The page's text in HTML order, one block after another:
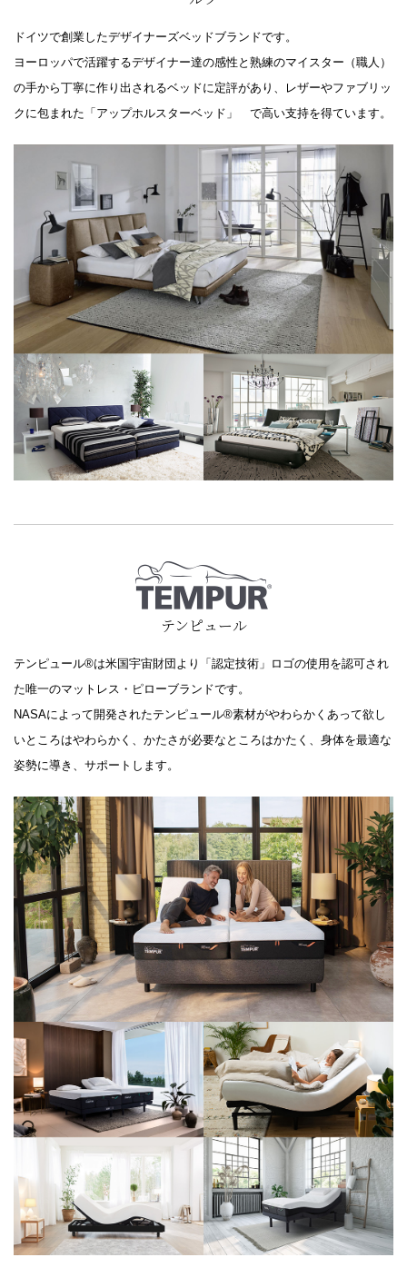
ドイツで創業したデザイナーズベッドブランドです。
ヨーロッパで活躍するデザイナー達の感性と熟練のマイスター（職人）
の手から丁寧に作り出されるベッドに定評があり、レザーやファブリッ
クに包まれた「アップホルスターベッド」 で高い支持を得ています。
テンピュール
テンピュール®は米国宇宙財団より「認定技術」ロゴの使用を認可され
た唯一のマットレス・ピローブランドです。
NASAによって開発されたテンピュール®素材がやわらかくあって欲し
いところはやわらかく、かたさが必要なところはかたく、身体を最適な
姿勢に導き、サポートします。